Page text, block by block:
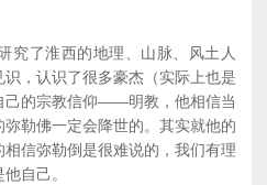
了淮西的地理、山脉、风土人
，认识了很多豪杰（实际上也是
己的宗教信仰——明教，他相信当
勒佛一定会降世的。其实就他的
信弥勒倒是很难说的，我们有理
自己。